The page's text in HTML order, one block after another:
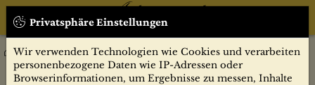
Privatsphäre Einstellungen
Wir verwenden Technologien wie Cookies und verarbeiten
personenbezogene Daten wie IP-Adressen oder
Browserinformationen, um Ergebnisse zu messen, Inhalte
Sachbücher Religion
Dome, Kirchen und Klöster in Niedersachsen : Nach alten
Vorlagen / Ulrich Stille